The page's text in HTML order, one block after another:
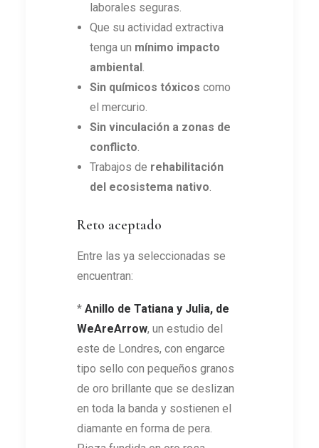
laborales seguras.
Que su actividad extractiva
tenga un mínimo impacto
ambiental.
Sin químicos tóxicos como
el mercurio.
Sin vinculación a zonas de
conflicto.
Trabajos de rehabilitación
del ecosistema nativo.
Reto aceptado
Entre las ya seleccionadas se
encuentran:
* Anillo de Tatiana y Julia, de
WeAreArrow, un estudio del
este de Londres, con engarce
tipo sello con pequeños granos
de oro brillante que se deslizan
en toda la banda y sostienen el
diamante en forma de pera.